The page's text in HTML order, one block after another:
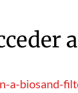
a-biosand-